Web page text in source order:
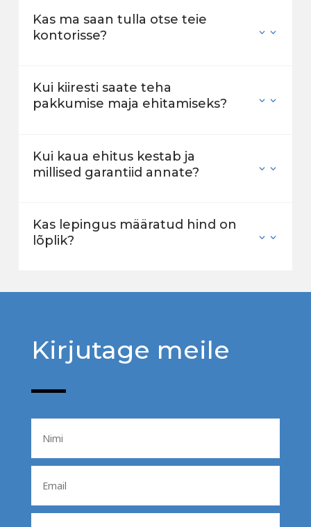
Kas ma saan tulla otse teie
kontorisse?
Kui kiiresti saate teha
pakkumise maja ehitamiseks?
Kui kaua ehitus kestab ja
millised garantiid annate?
Kas lepingus määratud hind on
lõplik?
Kirjutage meile